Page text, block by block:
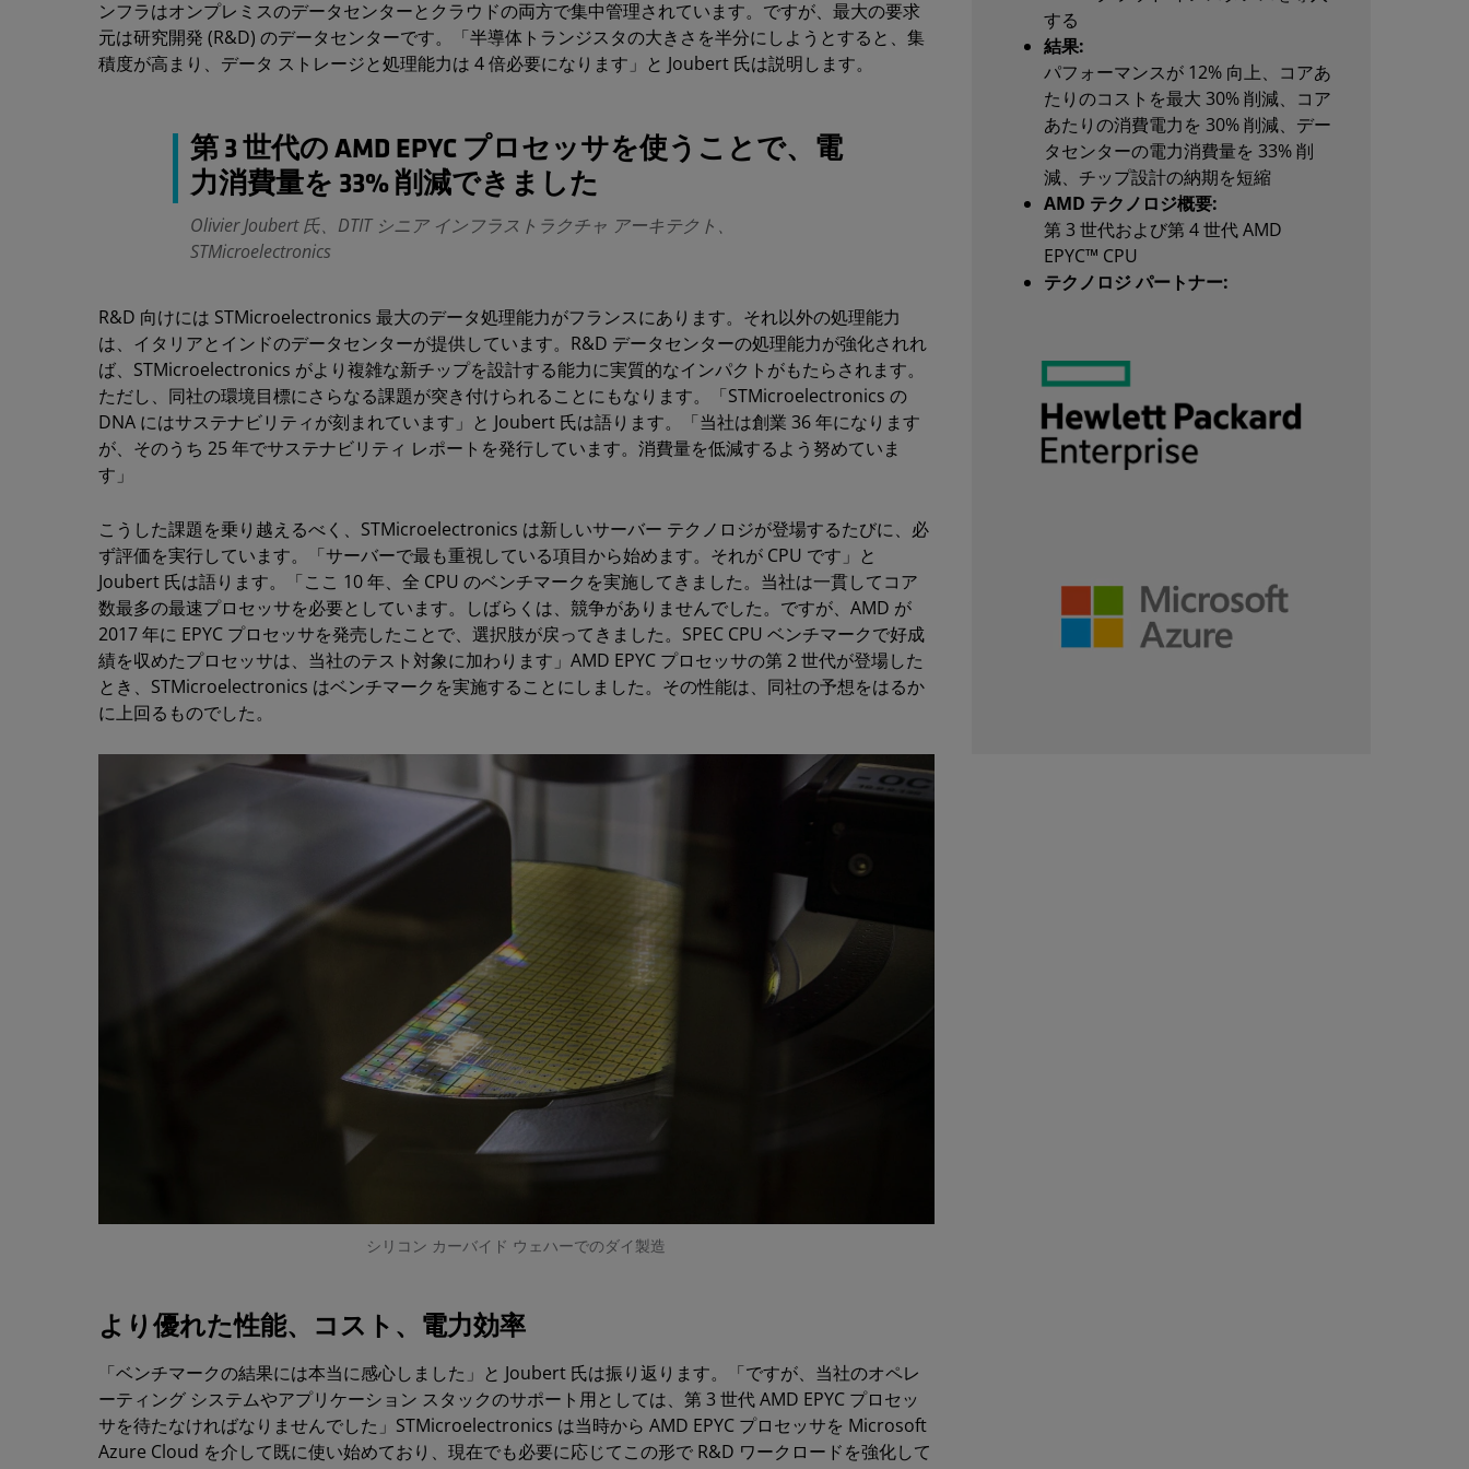
ンフラはオンプレミスのデータセンターとクラウドの両方で集中管理されています。ですが、最大の要求
元は研究開発 (R&D) のデータセンターです。「半導体トランジスタの大きさを半分にしようとすると、集
積度が高まり、データ ストレージと処理能力は 4 倍必要になります」と Joubert 氏は説明します。
第 3 世代の AMD EPYC プロセッサを使うことで、電
力消費量を 33% 削減できました
Olivier Joubert 氏、DTIT シニア インフラストラクチャ アーキテクト、
STMicroelectronics
R&D 向けには STMicroelectronics 最大のデータ処理能力がフランスにあります。それ以外の処理能力
は、イタリアとインドのデータセンターが提供しています。R&D データセンターの処理能力が強化されれ
ば、STMicroelectronics がより複雑な新チップを設計する能力に実質的なインパクトがもたらされます。
ただし、同社の環境目標にさらなる課題が突き付けられることにもなります。「STMicroelectronics の
DNA にはサステナビリティが刻まれています」と Joubert 氏は語ります。「当社は創業 36 年になります
が、そのうち 25 年でサステナビリティ レポートを発行しています。消費量を低減するよう努めていま
す」
こうした課題を乗り越えるべく、STMicroelectronics は新しいサーバー テクノロジが登場するたびに、必
ず評価を実行しています。「サーバーで最も重視している項目から始めます。それが CPU です」と
Joubert 氏は語ります。「ここ 10 年、全 CPU のベンチマークを実施してきました。当社は一貫してコア
数最多の最速プロセッサを必要としています。しばらくは、競争がありませんでした。ですが、AMD が
2017 年に EPYC プロセッサを発売したことで、選択肢が戻ってきました。SPEC CPU ベンチマークで好成
績を収めたプロセッサは、当社のテスト対象に加わります」AMD EPYC プロセッサの第 2 世代が登場した
とき、STMicroelectronics はベンチマークを実施することにしました。その性能は、同社の予想をはるか
に上回るものでした。
シリコン カーバイド ウェハーでのダイ製造
より優れた性能、コスト、電力効率
「ベンチマークの結果には本当に感心しました」と Joubert 氏は振り返ります。「ですが、当社のオペレ
ーティング システムやアプリケーション スタックのサポート用としては、第 3 世代 AMD EPYC プロセッ
サを待たなければなりませんでした」STMicroelectronics は当時から AMD EPYC プロセッサを Microsoft
Azure Cloud を介して既に使い始めており、現在でも必要に応じてこの形で R&D ワークロードを強化して
する
結果:
パフォーマンスが 12% 向上、コアあ
たりのコストを最大 30% 削減、コア
あたりの消費電力を 30% 削減、デー
タセンターの電力消費量を 33% 削
減、チップ設計の納期を短縮
AMD テクノロジ概要:
第 3 世代および第 4 世代 AMD
EPYC™ CPU
テクノロジ パートナー: